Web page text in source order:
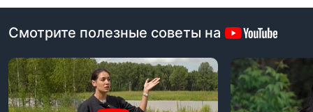
Смотрите полезные советы на